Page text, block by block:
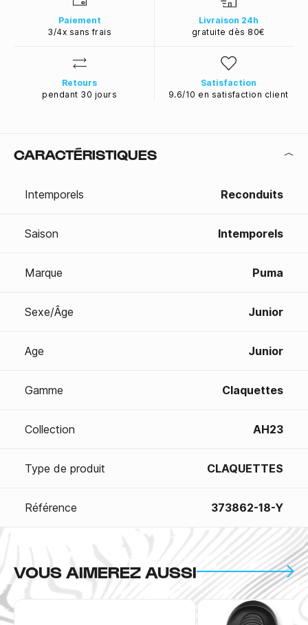
Paiement
3/4x sans frais
Livraison 24h
gratuite dès 80€
Retours
pendant 30 jours
Satisfaction
9.6/10 en satisfaction client
CARACTÉRISTIQUES
Intemporels Reconduits
Saison Intemporels
Marque Puma
Sexe/Âge Junior
Age Junior
Gamme Claquettes
Collection AH23
Type de produit CLAQUETTES
Référence 373862-18-Y
VOUS AIMEREZ AUSSI